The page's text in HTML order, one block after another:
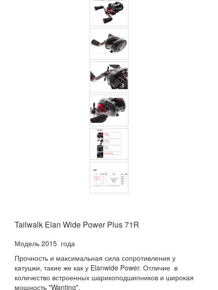
Tailwalk Elan Wide Power Plus 71R
Модель 2015 года
Прочность и максимальная сила сопротивления у
катушки, такие же как у Elanwide Power. Отличие в
количество встроенных шарикоподшипников и широкая
мощность "Wanting".